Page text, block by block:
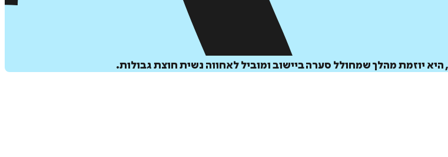
יוזמת מהלך שמחולל סערה ביישוב ומוביל לאחווה נשית חוצת גבולות.